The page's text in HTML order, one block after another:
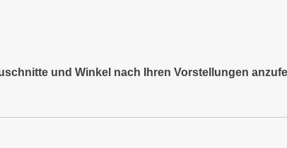
und Winkel nach Ihren Vorstellungen